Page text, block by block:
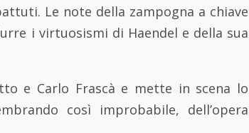
Le note della zampogna a chiave
i virtuosismi di Haendel e della sua
e Carlo Frascà e mette in scena lo
così improbabile, dell’opera